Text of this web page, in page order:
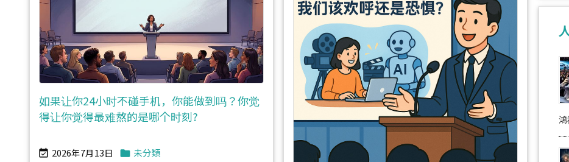
如果让你24小时不碰手机，你能做到吗？你觉
得让你觉得最难熬的是哪个时刻?
 2026年7月13日  未分類